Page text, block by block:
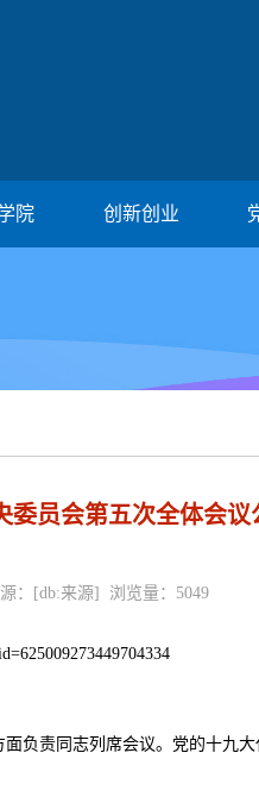
院 创新创业
委员会第五次全体会议
：[db:来源] 浏览量： 5049
负责同志列席会议。党的十九